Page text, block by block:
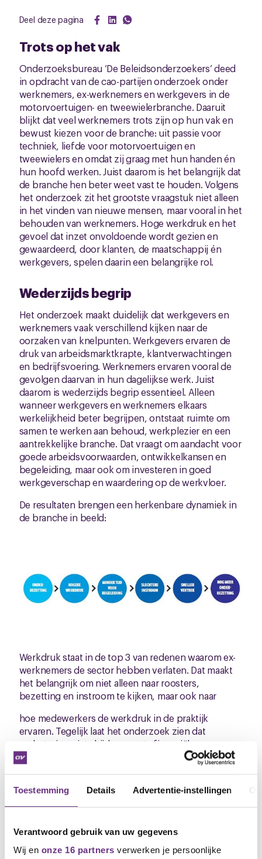
Toestemming Details Advertentie-instellingen
Verantwoord gebruik van uw gegevens
Wij en onze 16 partners verwerken je persoonlijke
Deel deze pagina
Trots op het vak
Onderzoeksbureau ‘De Beleidsonderzoekers’ deed
in opdracht van de cao-partijen onderzoek onder
werknemers, ex-werknemers en werkgevers in de
motorvoertuigen- en tweewielerbranche. Daaruit
blijkt dat veel werknemers trots zijn op hun vak en
bewust kiezen voor de branche: uit passie voor
techniek, liefde voor motorvoertuigen en
tweewielers en omdat zij graag met hun handen én
hun hoofd werken. Juist daarom is het belangrijk dat
de branche hen beter weet vast te houden. Volgens
het onderzoek zit het grootste vraagstuk niet alleen
in het vinden van nieuwe mensen, maar vooral in het
behouden van werknemers. Hoge werkdruk en het
gevoel dat inzet onvoldoende wordt gezien en
gewaardeerd, door klanten, de maatschappij én
werkgevers, spelen daarin een belangrijke rol.
Wederzijds begrip
Het onderzoek maakt duidelijk dat werkgevers en
werknemers vaak verschillend kijken naar de
oorzaken van knelpunten. Werkgevers ervaren de
druk van arbeidsmarktkrapte, klantverwachtingen
en bedrijfsvoering. Werknemers ervaren vooral de
gevolgen daarvan in hun dagelijkse werk. Juist
daarom is wederzijds begrip essentieel. Alleen
wanneer werkgevers en werknemers elkaars
werkelijkheid beter begrijpen, ontstaat ruimte om
samen te werken aan behoud, werkplezier en een
aantrekkelijke branche. Dat vraagt om aandacht voor
goede arbeidsvoorwaarden, ontwikkelkansen en
begeleiding, maar ook om investeren in goed
werkgeverschap en waardering op de werkvloer.
De resultaten brengen een herkenbare dynamiek in
de branche in beeld:
Werkdruk staat in de top 3 van redenen waarom ex-
werknemers de sector hebben verlaten. Dat maakt
het belangrijk om niet alleen naar roosters,
bezetting en instroom te kijken, maar ook naar
hoe medewerkers de werkdruk in de praktijk
ervaren. Tegelijk laat het onderzoek zien dat
verbetering niet altijd om grote financiële
investeringen vraagt. Een schouderklopje,
flexibiliteit bij een verlofverzoek, aandacht voor
drukke periode kunnen veel verschil maken.
Bruggen bouwen
Het rapport is dan ook van grote waarde voor